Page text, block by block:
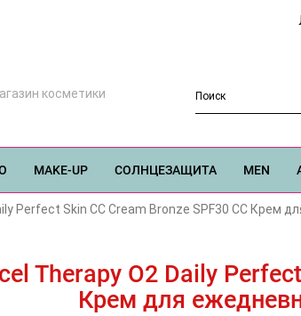
MAKE-UP СОЛНЦЕЗАЩИТА MEN
Perfect Skin CC Cream Bronze SPF30 CC Крем
Therapy O2 Daily
Крем для